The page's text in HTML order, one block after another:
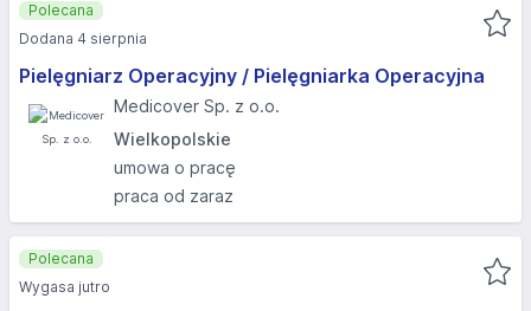
Pielęgniarz Operacyjny / Pielęgniarka Operacyjna
Medicover Sp. z o.o.
Wielkopolskie
umowa o pracę
praca od zaraz
Polecana
Dodana 4 sierpnia
Polecana
Wygasa jutro